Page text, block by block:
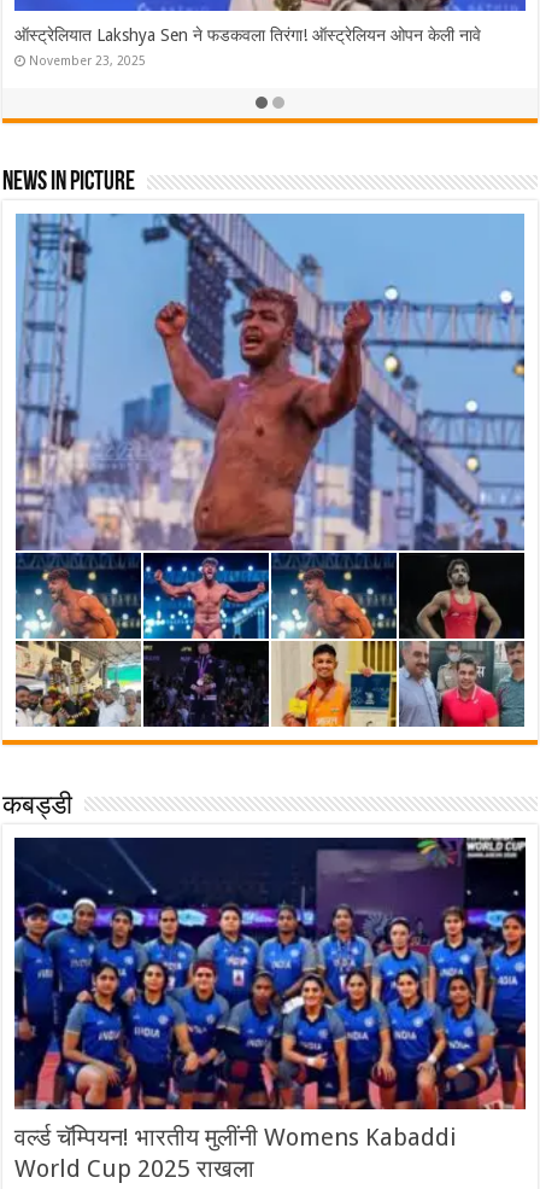
ऑस्ट्रेलियात Lakshya Sen ने फडकवला तिरंगा! ऑस्ट्रेलियन ओपन केली नावे
November 23, 2025
News In Picture
कबड्डी
वर्ल्ड चॅम्पियन! भारतीय मुलींनी Womens Kabaddi
World Cup 2025 राखला